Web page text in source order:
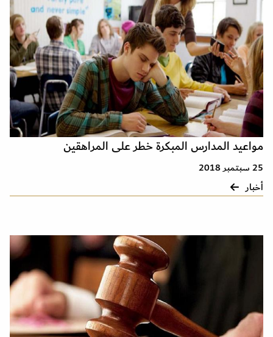
مواعيد المدارس المبكرة خطر على المراهقين
25 سبتمبر 2018
أخبار